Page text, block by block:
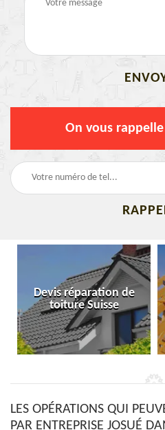
On vous
Devis réparation de
toiture Suisse
LES OPÉRATIONS QUI
PAR ENTREPRISE JOSUÉ